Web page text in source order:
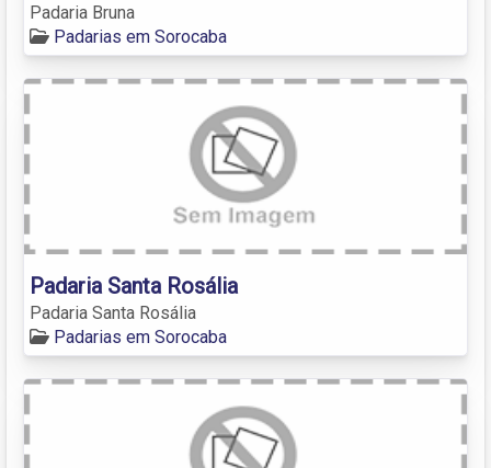
Padaria Bruna
Padarias em Sorocaba
Padaria Santa Rosália
Padaria Santa Rosália
Padarias em Sorocaba